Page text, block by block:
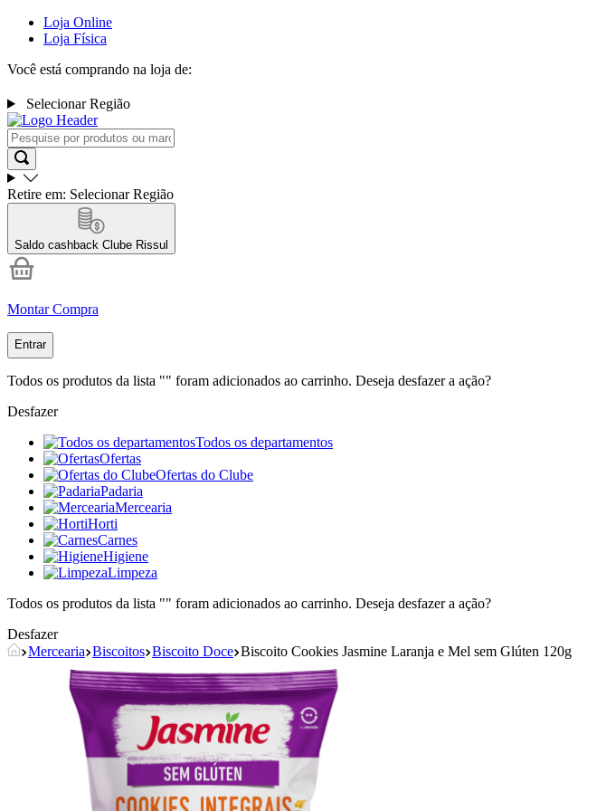
Loja Online
Loja Física
Você está comprando na loja de:
Selecionar Região
Retire em: Selecionar Região
Saldo cashback Clube Rissul
Montar Compra
Entrar
Todos os produtos da lista "" foram adicionados ao carrinho. Deseja desfazer a ação?
Desfazer
Todos os departamentos
Ofertas
Ofertas do Clube
Padaria
Mercearia
Horti
Carnes
Higiene
Limpeza
Todos os produtos da lista "" foram adicionados ao carrinho. Deseja desfazer a ação?
Desfazer
Mercearia Biscoitos Biscoito Doce Biscoito Cookies Jasmine Laranja e Mel sem Glúten 120g